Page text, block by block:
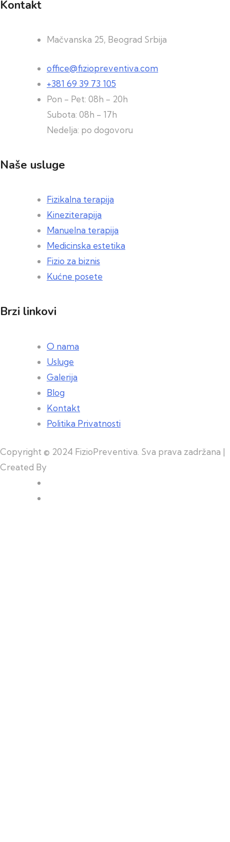
Kontakt
Mačvanska 25, Beograd Srbija
office@fiziopreventiva.com
+381 69 39 73 105
Pon - Pet: 08h - 20h
Subota: 08h - 17h
Nedelja: po dogovoru
Naše usluge
Fizikalna terapija
Kineziterapija
Manuelna terapija
Medicinska estetika
Fizio za biznis
Kućne posete
Brzi linkovi
O nama
Usluge
Galerija
Blog
Kontakt
Politika Privatnosti
Copyright © 2024 FizioPreventiva. Sva prava zadržana |
Created By